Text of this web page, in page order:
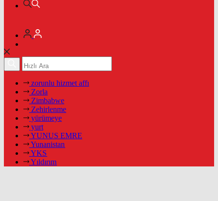
zorunlu hizmet affı
Zorla
Zimbabwe
Zehirlenme
yürümeye
yurt
YUNUS EMRE
Yunanistan
YKS
Yıldırım